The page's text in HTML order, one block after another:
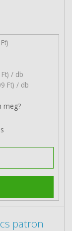
/ db
Ft) / db
meg?
patron